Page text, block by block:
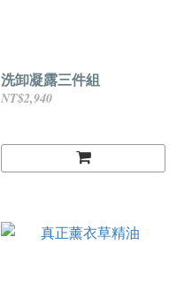
洗卸凝露三件組
NT$2,940